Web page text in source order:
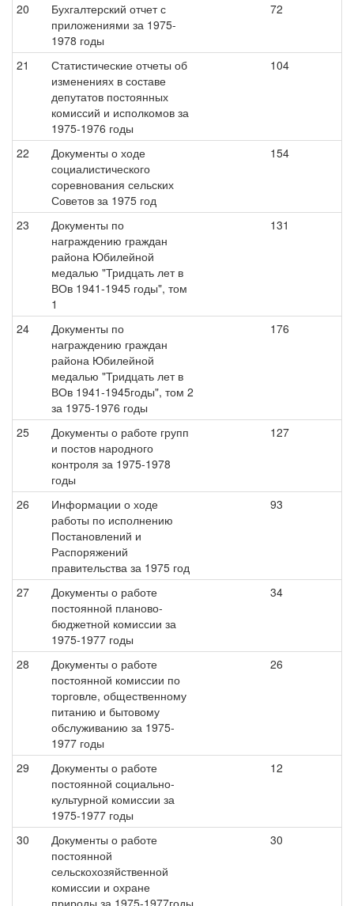
20
Бухгалтерский отчет с
приложениями за 1975-
1978 годы
72
21
Статистические отчеты об
изменениях в составе
депутатов постоянных
комиссий и исполкомов за
1975-1976 годы
104
22
Документы о ходе
социалистического
соревнования сельских
Советов за 1975 год
154
23
Документы по
награждению граждан
района Юбилейной
медалью "Тридцать лет в
ВОв 1941-1945 годы", том
1
131
24
Документы по
награждению граждан
района Юбилейной
медалью "Тридцать лет в
ВОв 1941-1945годы", том 2
за 1975-1976 годы
176
25
Документы о работе групп
и постов народного
контроля за 1975-1978
годы
127
26
Информации о ходе
работы по исполнению
Постановлений и
Распоряжений
правительства за 1975 год
93
27
Документы о работе
постоянной планово-
бюджетной комиссии за
1975-1977 годы
34
28
Документы о работе
постоянной комиссии по
торговле, общественному
питанию и бытовому
обслуживанию за 1975-
1977 годы
26
29
Документы о работе
постоянной социально-
культурной комиссии за
1975-1977 годы
12
30
Документы о работе
постоянной
сельскохозяйственной
комиссии и охране
природы за 1975-1977годы
30